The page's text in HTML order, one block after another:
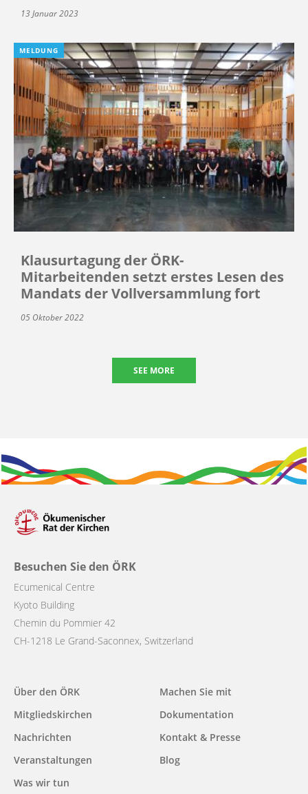
13 Januar 2023
MELDUNG
Klausurtagung der ÖRK-
Mitarbeitenden setzt erstes Lesen des
Mandats der Vollversammlung fort
05 Oktober 2022
SEE MORE
Besuchen Sie den ÖRK
Ecumenical Centre
Kyoto Building
Chemin du Pommier 42
CH-1218 Le Grand-Saconnex, Switzerland
Main
navigation
Über den ÖRK
Mitgliedskirchen
Nachrichten
Veranstaltungen
Was wir tun
Machen Sie mit
Dokumentation
Kontakt & Presse
Blog